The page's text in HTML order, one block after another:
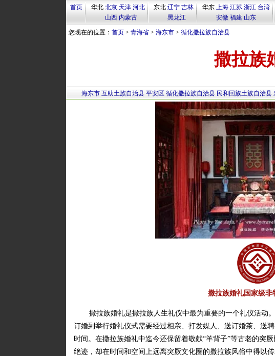
首页 华北 北京 天津 河北
山西 内蒙古
东北 辽宁 吉林
黑龙江
华东 上海 江苏 浙江 台湾
安徽 福建 山东
您现在的位置： 首页> 青海省> 海东市> 循化撒拉族自治县
撒拉族
海东市 互助土族自治县 平安区 循化撒拉族自治县 民和回族土族自治县
撒拉族婚礼国家级非
撒拉族婚礼是撒拉族人生礼仪中最为重要的一个礼仪活动
订婚到举行婚礼仪式需要经过相亲、打发媒人、送订婚茶、送
时间。在撒拉族婚礼中迄今还保留着敬献“羊背子”等古老的突
绝迹，却在时间和空间上远离突厥文化圈的撒拉族风俗中得以